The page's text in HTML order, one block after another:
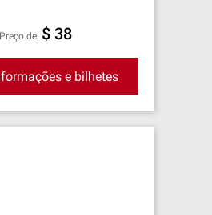
preço de $ 38
e bilhetes